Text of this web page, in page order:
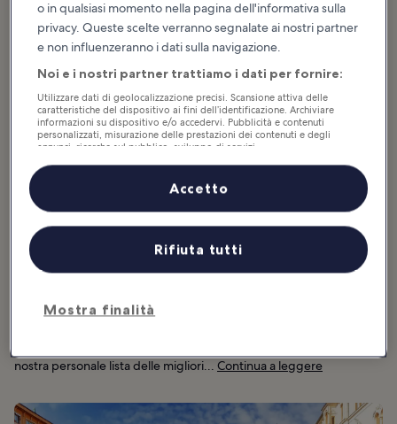
Ljubljana
della Slovenia, è quella tipica di una
città di piccole dimensioni,
arricchita...
Slovenia: cosa fare e cosa vedere
Consigli e storie divertenti
Lubiana è una di quelle rare gemme nascoste in Europa e, a detta
di molti, è la “nuova Berlino”. Vero o no, certo è che la capitale della
le numerose attività culturali, la gastronomia e l’architettura sono
nostra personale lista delle migliori... Continua a leggere
o in qualsiasi momento nella pagina dell'informativa sulla
privacy. Queste scelte verranno segnalate ai nostri partner
e non influenzeranno i dati sulla navigazione.
Noi e i nostri partner trattiamo i dati per fornire:
Utilizzare dati di geolocalizzazione precisi. Scansione attiva delle
caratteristiche del dispositivo ai fini dell’identificazione. Archiviare
informazioni su dispositivo e/o accedervi. Pubblicità e contenuti
personalizzati, misurazione delle prestazioni dei contenuti e degli
annunci, ricerche sul pubblico, sviluppo di servizi.
Elenco dei partner (fornitori)
Mostra finalità
Rifiuta tutti
Accetto